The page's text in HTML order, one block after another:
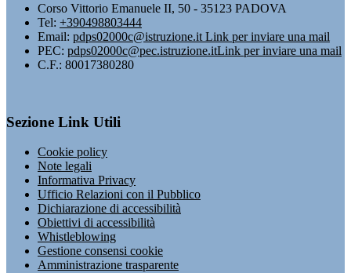
Corso Vittorio Emanuele II, 50 - 35123 PADOVA
Tel: +390498803444
Email: pdps02000c@istruzione.it Link per inviare una mail
PEC: pdps02000c@pec.istruzione.itLink per inviare una mail
C.F.: 80017380280
Sezione Link Utili
Cookie policy
Note legali
Informativa Privacy
Ufficio Relazioni con il Pubblico
Dichiarazione di accessibilità
Obiettivi di accessibilità
Whistleblowing
Gestione consensi cookie
Amministrazione trasparente